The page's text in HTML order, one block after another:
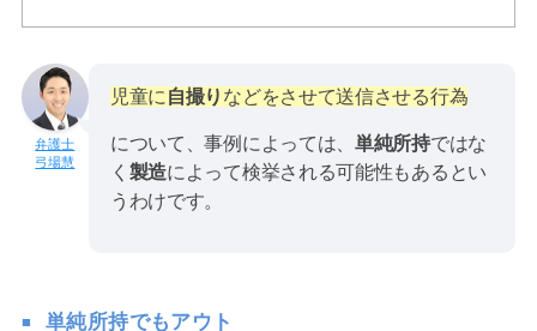
弓場慧
児童に 自撮り などをさせて送信させる行為
について、事例によっては、単純所持ではな
く 製造によって検挙される可能性もあるとい
うわけです。
単純所持でもアウト